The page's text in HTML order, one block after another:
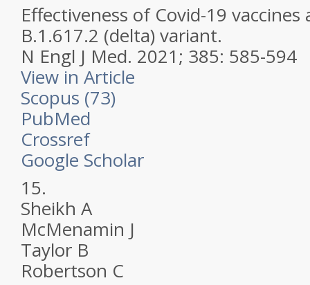
Effectiveness of Covid-19
B.1.617.2 (delta) variant.
N Engl J Med. 2021; 385: 585-594
View in Article
Scopus (73)
PubMed
Crossref
Google Scholar
15.
Sheikh A
McMenamin J
Taylor B
Robertson C